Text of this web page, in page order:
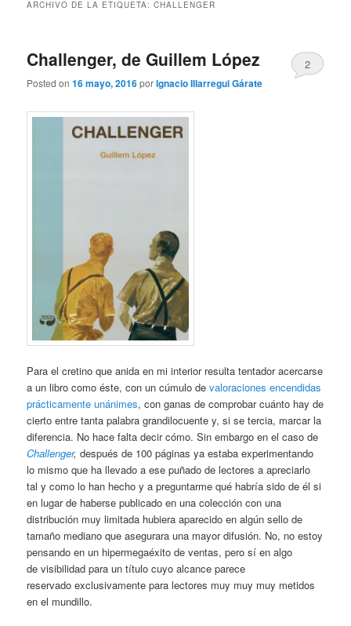
ARCHIVO DE LA ETIQUETA:CHALLENGER
Challenger, de Guillem López
Posted on16 mayo, 2016porIgnacio Illarregui Gárate
2
Para el cretino que anida en mi interior resulta tentador acercarse
a un libro como éste, con un cúmulo devaloraciones encendidas
prácticamente unánimes, con ganas de comprobar cuánto hay de
cierto entre tanta palabra grandilocuente y, si se tercia, marcar la
diferencia. No hace falta decir cómo. Sin embargo en el caso de
Challenger,después de 100 páginas ya estaba experimentando
lo mismo que ha llevado a ese puñado de lectores a apreciarlo
tal y como lo han hecho y a preguntarme qué habría sido de él si
en lugar de haberse publicado en una colección con una
distribución muy limitada hubiera aparecido en algún sello de
tamaño mediano que asegurara una mayor difusión. No, no estoy
pensando en un hipermegaéxito de ventas, pero sí en algo
de visibilidad para un título cuyo alcance parece
reservado exclusivamente para lectores muy muy muy metidos
en el mundillo.